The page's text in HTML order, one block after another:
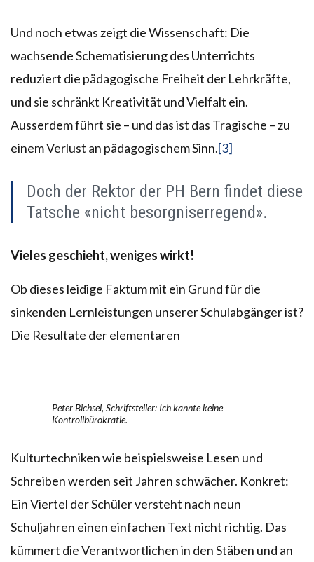
Und noch etwas zeigt die Wissenschaft: Die
wachsende Schematisierung des Unterrichts
reduziert die pädagogische Freiheit der Lehrkräfte,
und sie schränkt Kreativität und Vielfalt ein.
Ausserdem führt sie – und das ist das Tragische – zu
einem Verlust an pädagogischem Sinn.[3]
Doch der Rektor der PH Bern findet diese
Tatsche «nicht besorgniserregend».
Vieles geschieht, weniges wirkt!
Ob dieses leidige Faktum mit ein Grund für die
sinkenden Lernleistungen unserer Schulabgänger ist?
Die Resultate der elementaren
Peter Bichsel, Schriftsteller: Ich kannte keine
Kontrollbürokratie.
Kulturtechniken wie beispielsweise Lesen und
Schreiben werden seit Jahren schwächer. Konkret:
Ein Viertel der Schüler versteht nach neun
Schuljahren einen einfachen Text nicht richtig. Das
kümmert die Verantwortlichen in den Stäben und an